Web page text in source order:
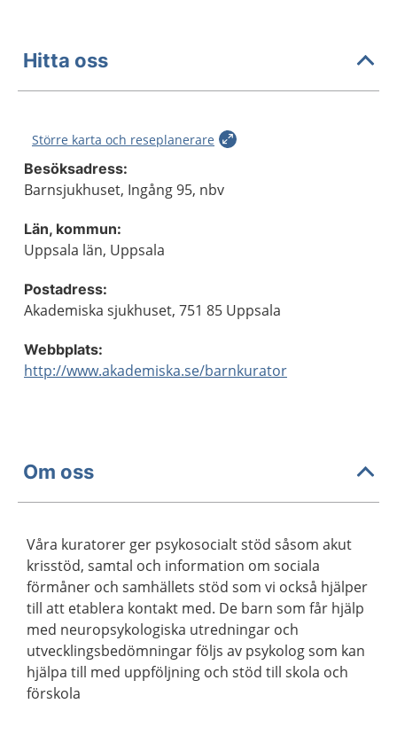
Hitta oss
Större karta och reseplanerare
Besöksadress:
Barnsjukhuset, Ingång 95, nbv
Län, kommun:
Uppsala län, Uppsala
Postadress:
Akademiska sjukhuset, 751 85 Uppsala
Webbplats:
http://www.akademiska.se/barnkurator
Om oss
Våra kuratorer ger psykosocialt stöd såsom akut
krisstöd, samtal och information om sociala
förmåner och samhällets stöd som vi också hjälper
till att etablera kontakt med. De barn som får hjälp
med neuropsykologiska utredningar och
utvecklingsbedömningar följs av psykolog som kan
hjälpa till med uppföljning och stöd till skola och
förskola